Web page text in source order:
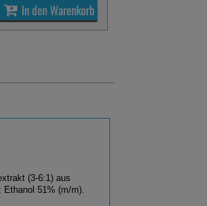
In den Warenkorb
(3-6:1) aus
51% (m/m).